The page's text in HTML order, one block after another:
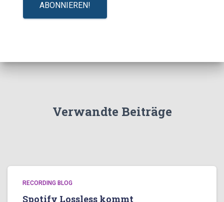
Verwandte Beiträge
RECORDING BLOG
Spotify Lossless kommt